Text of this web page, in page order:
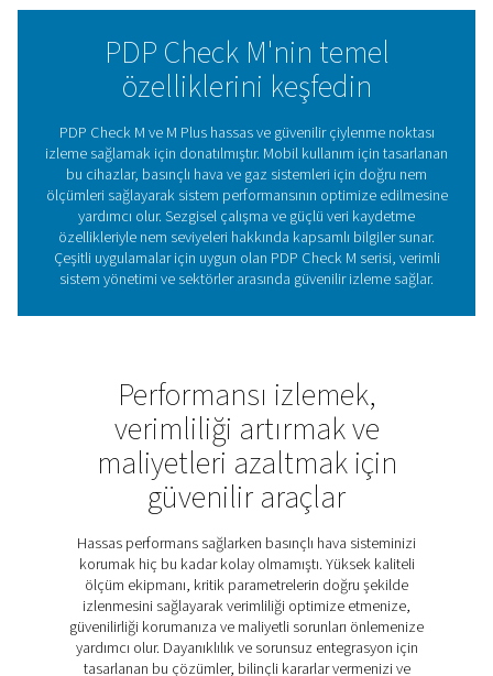
sahibi olmalarını sağlar. Kullanıcı dostu tasarımı ve
performansıyla PDP Check M serisi, verimli sistem
ve işletmelerin tutarlı ve uygun maliyetli operasyonlar
gerçekleştirmelerini destekler.
Çiylenme noktası
sistem verimliliğindeki
seviyelerini izlemek için kritik araçlardır. Çiylenme
ölçerek, mevcut su buharı miktarı hakkında bilgi
işletmelerin korozyon, ekipman hasarı ve ürün
gibi neme bağlı sorunları önlemelerine yardımcı
izleme, optimum performans sağlar, değerli varlıkları
operasyonel verimsizlikleri azaltır. PDP Check M
sistem yönetimini destekleyen doğru ve güvenilir
çiylenme noktası izlemeyi bir sonraki seviyeye taşır.
uygulamalar için tasarlanan bu sayaçlar,
seviyeleri üzerinde kontrol sahibi olmalarına
tutarlı performans sağlar ve çeşitli endüstrilerde